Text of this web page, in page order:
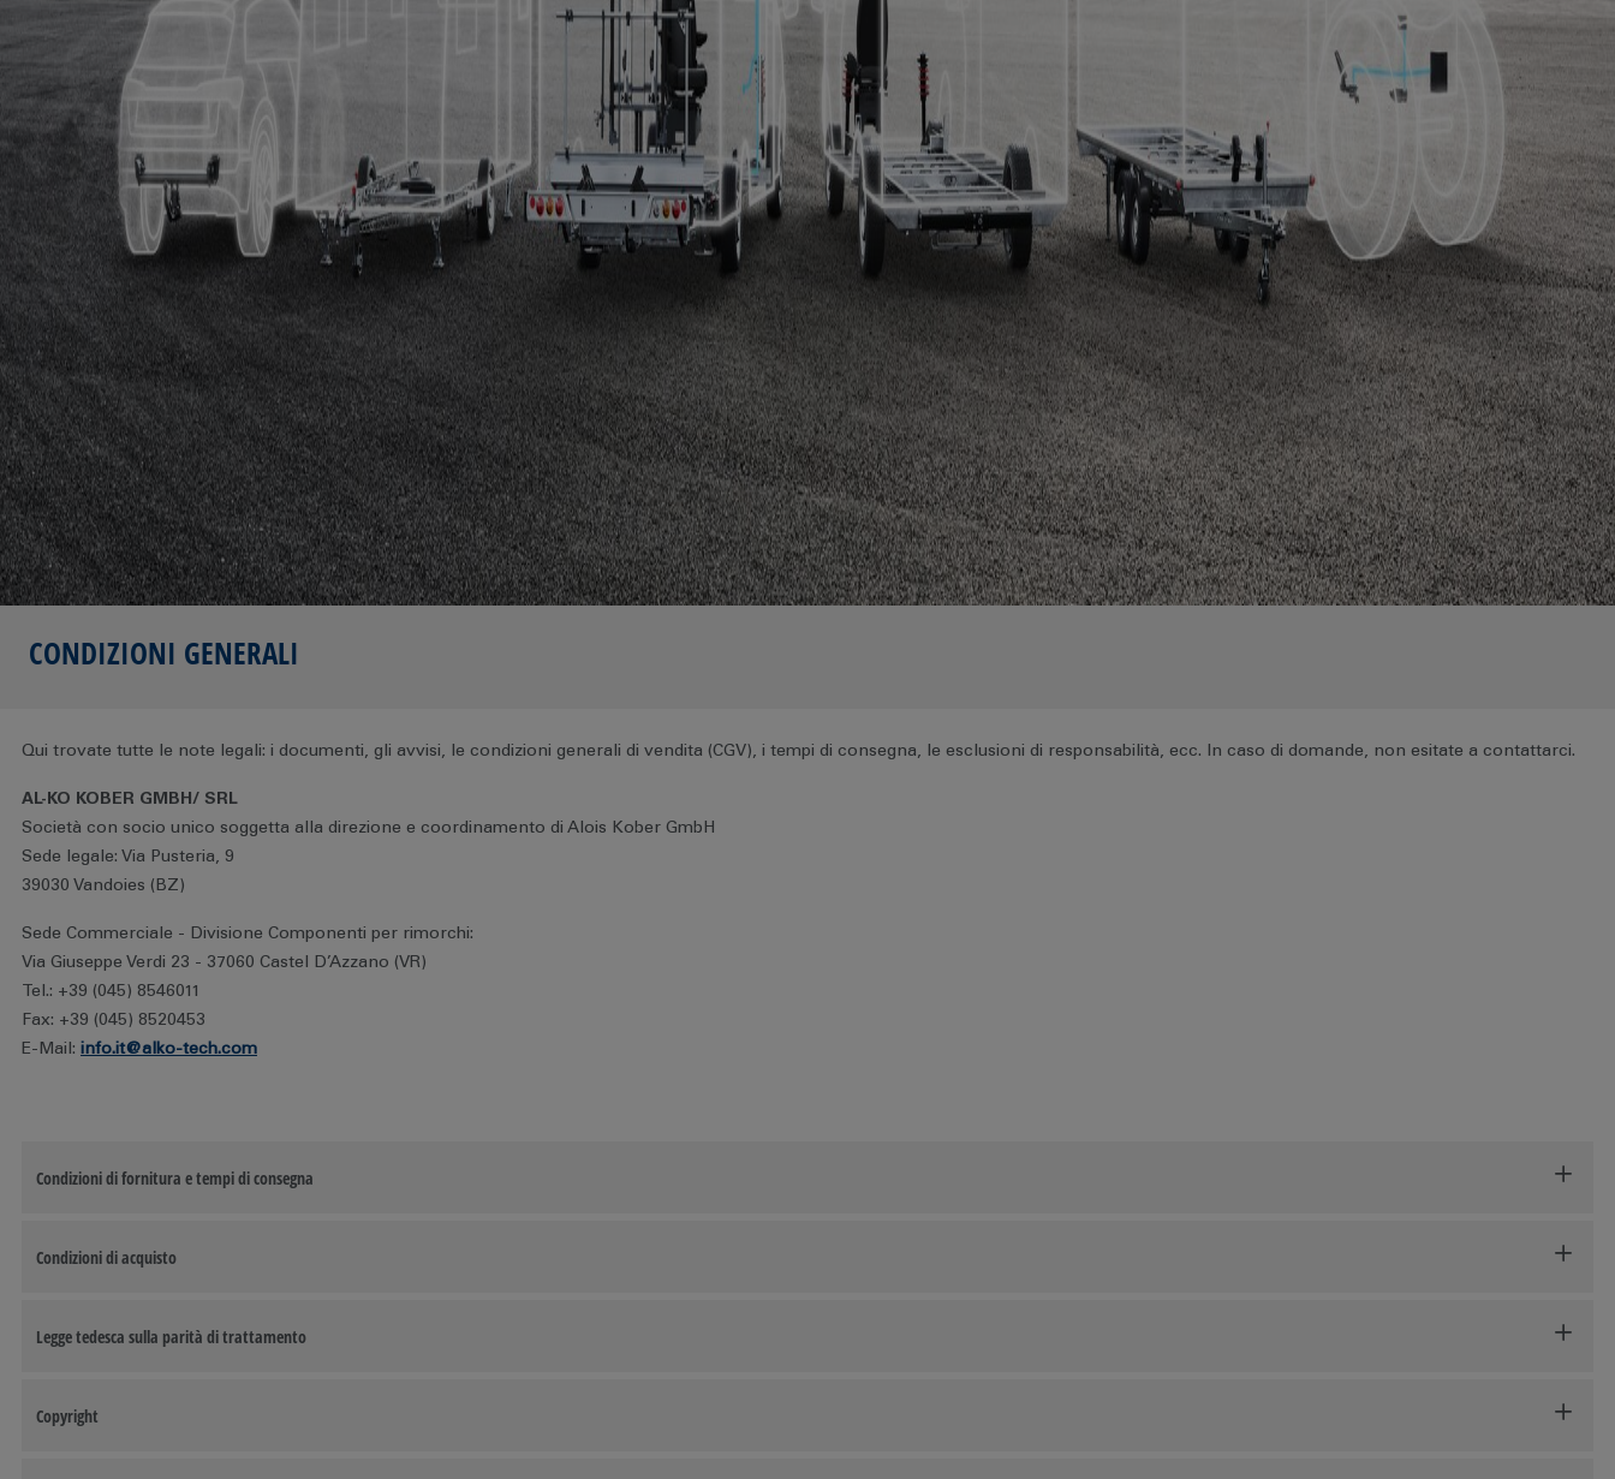
CONDIZIONI GENERALI
Qui trovate tutte le note legali: i documenti, gli avvisi, le condizioni generali di vendita (CGV), i tempi di consegna, le esclusioni di responsabilità, ecc. In caso di domande, non esitate a contattarci.
AL-KO KOBER GMBH/ SRL
Società con socio unico soggetta alla direzione e coordinamento di Alois Kober GmbH
Sede legale: Via Pusteria, 9
39030 Vandoies (BZ)
Sede Commerciale - Divisione Componenti per rimorchi:
Via Giuseppe Verdi 23 - 37060 Castel D’Azzano (VR)
Tel.: +39 (045) 8546011
Fax: +39 (045) 8520453
E-Mail: info.it@alko-tech.com
Condizioni di fornitura e tempi di consegna
Condizioni di acquisto
Legge tedesca sulla parità di trattamento
Copyright